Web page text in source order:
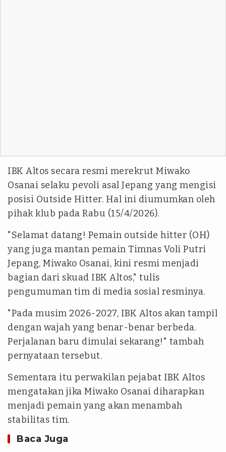
IBK Altos secara resmi merekrut Miwako
Osanai selaku pevoli asal Jepang yang mengisi
posisi Outside Hitter. Hal ini diumumkan oleh
pihak klub pada Rabu (15/4/2026).
"Selamat datang! Pemain outside hitter (OH)
yang juga mantan pemain Timnas Voli Putri
Jepang, Miwako Osanai, kini resmi menjadi
bagian dari skuad IBK Altos," tulis
pengumuman tim di media sosial resminya.
"Pada musim 2026-2027, IBK Altos akan tampil
dengan wajah yang benar-benar berbeda.
Perjalanan baru dimulai sekarang!" tambah
pernyataan tersebut.
Sementara itu perwakilan pejabat IBK Altos
mengatakan jika Miwako Osanai diharapkan
menjadi pemain yang akan menambah
stabilitas tim.
Baca Juga